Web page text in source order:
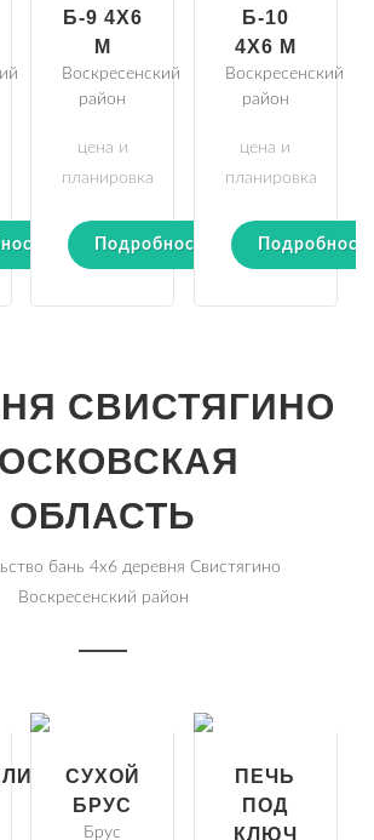
Б-9 4Х6
М
Воскресенский
район
цена и
планировка
Подробности
Б-10
4Х6 М
Воскресенский
район
цена и
планировка
СВИСТЯГИНО
ОБЛАСТЬ
бань 4х6 деревня Свистягино
Воскресенский район
СУХОЙ
БРУС
Брус
ПЕЧЬ
ПОД
КЛЮЧ